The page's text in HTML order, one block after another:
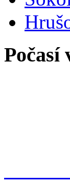
Počasí